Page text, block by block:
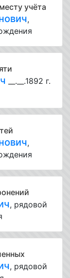
учёта
,
__.__.1892 г.
,
, рядовой
, рядовой